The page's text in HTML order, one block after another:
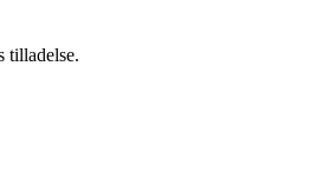
tilladelse.